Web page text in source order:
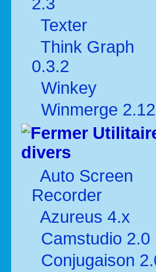
Texter
Think Graph
0.3.2
Winkey
Winmerge
divers
Auto Screen
Recorder
Azureus 4.x
Camstudio 2.0
Conjugaison